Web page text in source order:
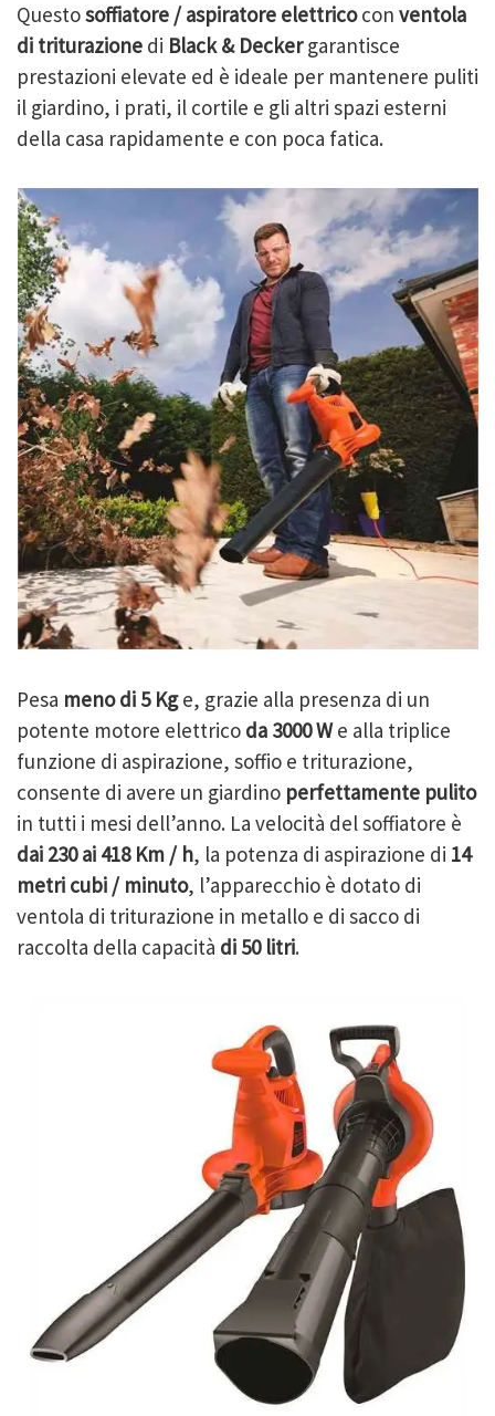
Questosoffiatore / aspiratore elettricocon ventola
di triturazione di Black & Deckergarantisce
prestazioni elevate ed è ideale per mantenere puliti
il giardino, i prati, il cortile e gli altri spazi esterni
della casa rapidamente e con poca fatica.
Pesa meno di 5 Kge, grazie alla presenza di un
potente motore elettrico da 3000 We alla triplice
funzione di aspirazione, soffio e triturazione,
consente di avere un giardino perfettamente pulito
in tutti i mesi dell’anno. La velocità del soffiatore è
dai 230 ai 418 Km / h, la potenza di aspirazione di 14
metri cubi / minuto, l’apparecchio è dotato di
ventola di triturazione in metallo e di sacco di
raccolta della capacità di 50 litri.